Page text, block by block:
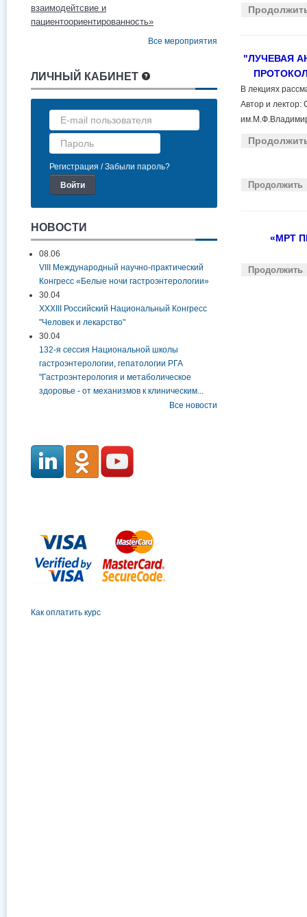
взаимодейтсвие и
пациентоориентированность»
Все мероприятия
ЛИЧНЫЙ КАБИНЕТ
Регистрация Забыли пароль?
НОВОСТИ
08.06
VIII Международный научно-практический
Конгресс «Белые ночи гастроэнтерологии»
30.04
XXXIII Российский Национальный Конгресс
"Человек и лекарство"
30.04
132-я сессия Национальной школы
гастроэнтерологии, гепатологии РГА
"Гастроэнтерология и метаболическое
здоровье - от механизмов к клиническим...
Все новости
Как оплатить курс
"ЛУЧЕВАЯ
В лекциях
Автор и лектор:
Про
Продолжить
«МРТ
Продолжить